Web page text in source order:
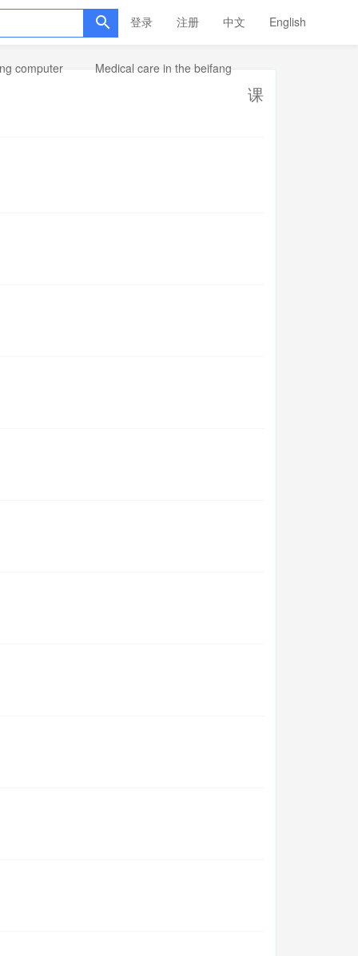
computer Medical care in the beifang
登录 注册 中文 English
课